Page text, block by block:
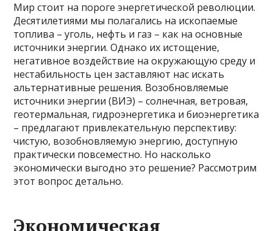
Мир стоит на пороге энергетической революции.
Десятилетиями мы полагались на ископаемые
топлива – уголь, нефть и газ – как на основные
источники энергии. Однако их истощение,
негативное воздействие на окружающую среду и
нестабильность цен заставляют нас искать
альтернативные решения. Возобновляемые
источники энергии (ВИЭ) – солнечная, ветровая,
геотермальная, гидроэнергетика и биоэнергетика
– предлагают привлекательную перспективу:
чистую, возобновляемую энергию, доступную
практически повсеместно. Но насколько
экономически выгодно это решение? Рассмотрим
этот вопрос детально.
Экономическая